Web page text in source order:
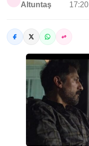
Altuntaş
17:20